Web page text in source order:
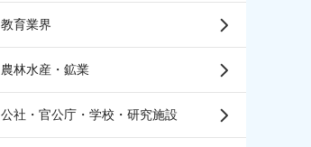
教育業界
農林水産・鉱業
公社・官公庁・学校・研究施設